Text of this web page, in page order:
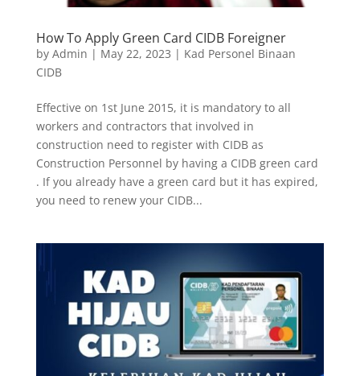
How To Apply Green Card CIDB Foreigner
by Admin | May 22, 2023 | Kad Personel Binaan
CIDB
Effective on 1st June 2015, it is mandatory to all
workers and contractors that involved in
construction need to register with CIDB as
Construction Personnel by having a CIDB green card
. If you already have a green card but it has expired,
you need to renew your CIDB...